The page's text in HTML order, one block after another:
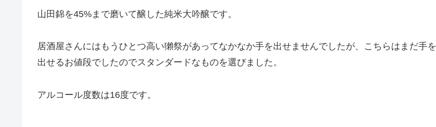
山田錦を45%まで磨いて醸した純米大吟醸です。
居酒屋さんにはもうひとつ高い獺祭があってなかなか手を出せませんでしたが、こちらはまだ手を
出せるお値段でしたのでスタンダードなものを選びました。
アルコール度数は16度です。